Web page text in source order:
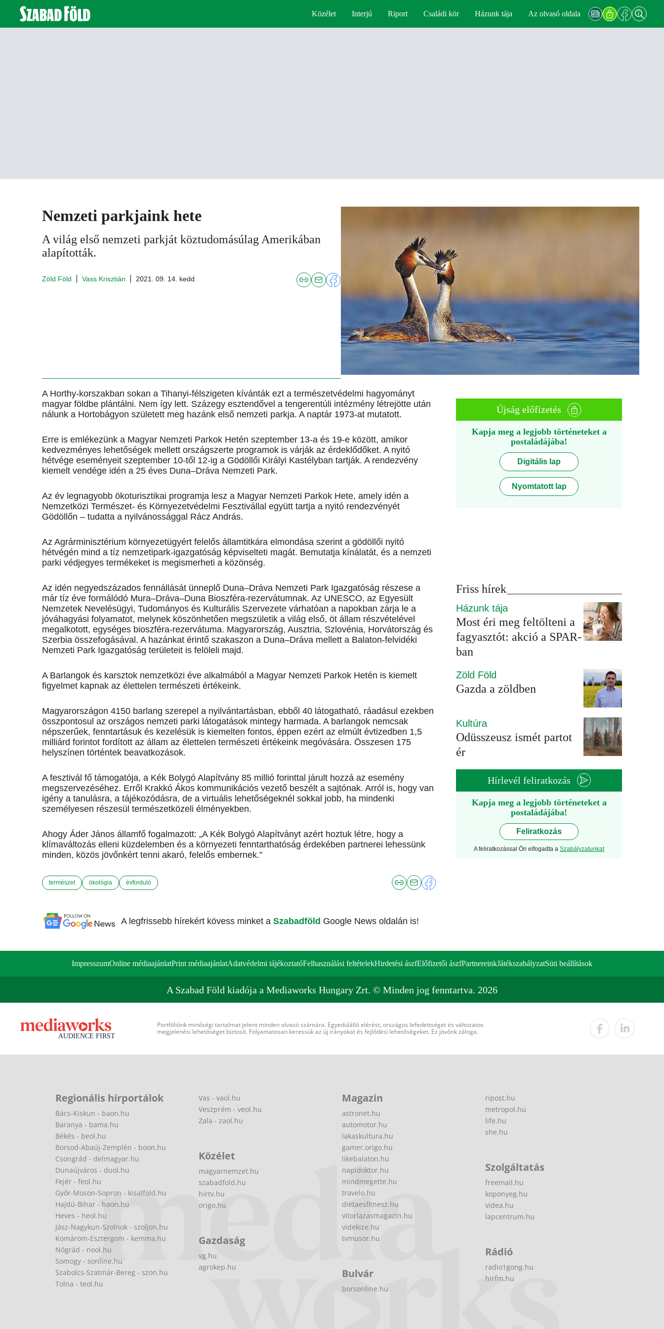
Közélet Interjú Riport Családi kör Házunk tája Az olvasó oldala
Nemzeti parkjaink hete
A világ első nemzeti parkját köztudomásúlag Amerikában
alapították.
Zöld Föld Vass Krisztián 2021. 09. 14. kedd
A Horthy-korszakban sokan a Tihanyi-félszigeten kívánták ezt a természetvédelmi hagyományt
magyar földbe plántálni. Nem így lett. Százegy esztendővel a tengerentúli intézmény létrejötte után
nálunk a Hortobágyon született meg hazánk első nemzeti parkja. A naptár 1973-at mutatott.
Erre is emlékezünk a Magyar Nemzeti Parkok Hetén szeptember 13-a és 19-e között, amikor
kedvezményes lehetőségek mellett országszerte programok is várják az érdeklődőket. A nyitó
hétvége eseményeit szeptember 10-től 12-ig a Gödöllői Királyi Kastélyban tartják. A rendezvény
kiemelt vendége idén a 25 éves Duna–Dráva Nemzeti Park.
Az év legnagyobb ökoturisztikai programja lesz a Magyar Nemzeti Parkok Hete, amely idén a
Nemzetközi Természet- és Környezetvédelmi Fesztivállal együtt tartja a nyitó rendezvényét
Gödöllőn – tudatta a nyilvánossággal Rácz András.
Az Agrárminisztérium környezetügyért felelős államtitkára elmondása szerint a gödöllői nyitó
hétvégén mind a tíz nemzetipark-igazgatóság képviselteti magát. Bemutatja kínálatát, és a nemzeti
parki védjegyes termékeket is megismerheti a közönség.
Az idén negyedszázados fennállását ünneplő Duna–Dráva Nemzeti Park Igazgatóság részese a
már tíz éve formálódó Mura–Dráva–Duna Bioszféra-rezervátumnak. Az UNESCO, az Egyesült
Nemzetek Nevelésügyi, Tudományos és Kulturális Szervezete várha­tóan a napokban zárja le a
jóváhagyási folyamatot, melynek köszönhetően megszületik a világ első, öt állam részvételével
megalkotott, egységes bioszféra-rezervátuma. Magyarország, Ausztria, Szlovénia, Horvátország és
Szerbia összefogásával. A hazánkat érintő szakaszon a Duna–Dráva mellett a Balaton-felvidéki
Nemzeti Park Igazgatóság területeit is felöleli majd.
A Barlangok és karsztok nemzetközi éve alkalmából a Magyar Nemzeti Parkok Hetén is kiemelt
figyelmet kapnak az élettelen természeti értékeink.
Magyarországon 4150 barlang szerepel a nyilvántartásban, ebből 40 látogatható, ráadásul ezekben
összpontosul az országos nemzeti parki látogatások mintegy harmada. A barlangok nemcsak
népszerűek, fenntartásuk és kezelésük is kiemelten fontos, éppen ezért az elmúlt évtizedben 1,5
milliárd forintot fordított az állam az élettelen természeti értékeink megóvására. Összesen 175
helyszínen történtek beavatkozások.
A fesztivál fő támogatója, a Kék Bolygó Alapítvány 85 millió forinttal járult hozzá az esemény
megszervezéséhez. Erről Krakkó Ákos kommunikációs vezető beszélt a sajtónak. Arról is, hogy van
igény a tanulásra, a tájékozódásra, de a virtuális lehetőségeknél sokkal jobb, ha mindenki
személyesen részesül ter­mé­szetközeli élményekben.
Ahogy Áder János államfő fogalmazott: „A Kék Bolygó Alapítványt azért hoztuk létre, hogy a
klímaváltozás elleni küzdelemben és a környezeti fenntarthatóság érdekében partnerei lehessünk
minden, közös jövőnkért tenni akaró, felelős embernek.”
természet ökológia évforduló
A legfrissebb hírekért kövess minket a Szabadföld Google News oldalán is!
Újság előfizetés
Kapja meg a legjobb történeteket a
postaládájába!
Digitális lap
Nyomtatott lap
Friss hírek
Házunk tája
Most éri meg feltölteni a
fagyasztót: akció a SPAR-
ban
Zöld Föld
Gazda a zöldben
Kultúra
Odüsszeusz ismét partot
ér
Hírlevél feliratkozás
Kapja meg a legjobb történeteket a
postaládájába!
Feliratkozás
A feliratkozással Ön elfogadta a Szabályzatunkat
ImpresszumOnline médiaajánlatPrint médiaajánlatAdatvédelmi tájékoztatóFelhasználási feltételekHirdetési ászfElőfizetői ászfPartnereinkJátékszabályzatSüti beállítások
A Szabad Föld kiadója a Mediaworks Hungary Zrt. © Minden jog fenntartva. 2026
Portfóliónk minőségi tartalmat jelent minden olvasó számára. Egyedülálló elérést, országos lefedettséget és változatos
megjelenési lehetőséget biztosít. Folyamatosan keressük az új irányokat és fejlődési lehetőségeket. Ez jövőnk záloga.
Regionális hírportálok
Bács-Kiskun - baon.hu
Baranya - bama.hu
Békés - beol.hu
Borsod-Abaúj-Zemplén - boon.hu
Csongrád - delmagyar.hu
Dunaújváros - duol.hu
Fejér - feol.hu
Győr-Moson-Sopron - kisalfold.hu
Hajdú-Bihar - haon.hu
Heves - heol.hu
Jász-Nagykun-Szolnok - szoljon.hu
Komárom-Esztergom - kemma.hu
Nógrád - nool.hu
Somogy - sonline.hu
Szabolcs-Szatmár-Bereg - szon.hu
Tolna - teol.hu
Vas - vaol.hu
Veszprém - veol.hu
Zala - zaol.hu
Közélet
magyarnemzet.hu
szabadfold.hu
hirtv.hu
origo.hu
Gazdaság
vg.hu
agrokep.hu
Magazin
astronet.hu
automotor.hu
lakaskultura.hu
gamer.origo.hu
likebalaton.hu
napidoktor.hu
mindmegette.hu
travelo.hu
dietaesfitnesz.hu
vitorlazasmagazin.hu
videkize.hu
tvmusor.hu
Bulvár
borsonline.hu
ripost.hu
metropol.hu
life.hu
she.hu
Szolgáltatás
freemail.hu
koponyeg.hu
videa.hu
lapcentrum.hu
Rádió
radio1gong.hu
hirfm.hu